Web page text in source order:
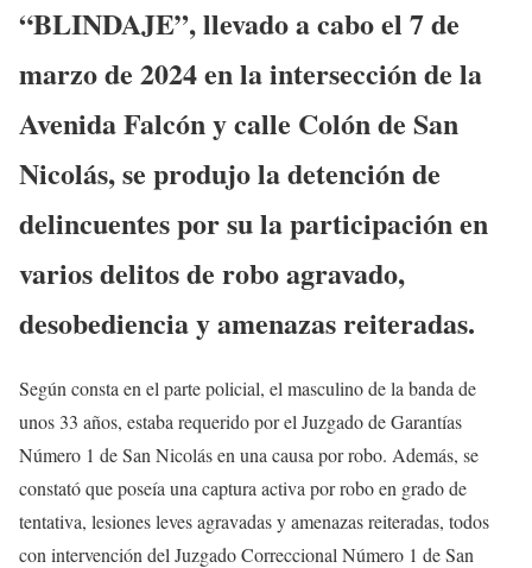
“BLINDAJE”, llevado a cabo el 7 de
marzo de 2024 en la intersección de la
Avenida Falcón y calle Colón de San
Nicolás, se produjo la detención de
delincuentes por su la participación en
varios delitos de robo agravado,
desobediencia y amenazas reiteradas.
Según consta en el parte policial, el masculino de la banda de
unos 33 años, estaba requerido por el Juzgado de Garantías
Número 1 de San Nicolás en una causa por robo. Además, se
constató que poseía una captura activa por robo en grado de
tentativa, lesiones leves agravadas y amenazas reiteradas, todos
con intervención del Juzgado Correccional Número 1 de San